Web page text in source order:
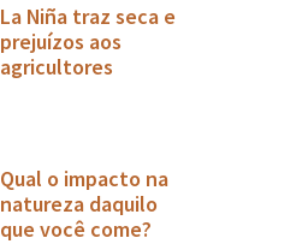
La Niña traz seca e
prejuízos aos
agricultores
Qual o impacto na
natureza daquilo
que você come?